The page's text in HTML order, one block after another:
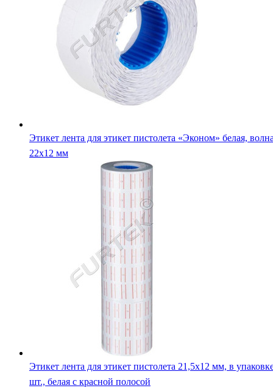
Этикет лента для этикет пистолета «Эконом» белая,
22х12 мм
Этикет лента для этикет пистолета 21,5х12 мм, в
шт., белая с красной полосой